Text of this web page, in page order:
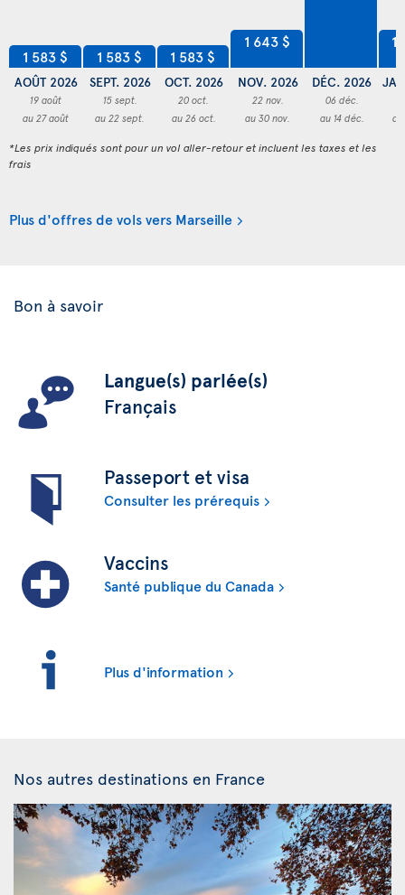
1 583 $
AOÛT 2026
19 août
au 27 août
1 583 $
SEPT. 2026
15 sept.
au 22 sept.
1 583 $
OCT. 2026
20 oct.
au 26 oct.
1 643 $
NOV. 2026
22 nov.
au 30 nov.
DÉC. 2026
06 déc.
au 14 déc.
1
*Les prix indiqués sont pour un vol aller-retour et incluent les taxes et les
frais
Plus d'offres de vols vers Marseille
Bon à savoir
Langue(s) parlée(s)
Français
Passeport et visa
Consulter les prérequis
Vaccins
Santé publique du Canada
Plus d'information
Nos autres destinations en France